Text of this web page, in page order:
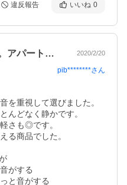
違反報告 いいね 0
運動不足解消のために購入。アパートに住… 2020/2/20
pib********さん
を重視して選びました。
んどなく静かです。
さも◎です。
る商品でした。
がする
と音がする